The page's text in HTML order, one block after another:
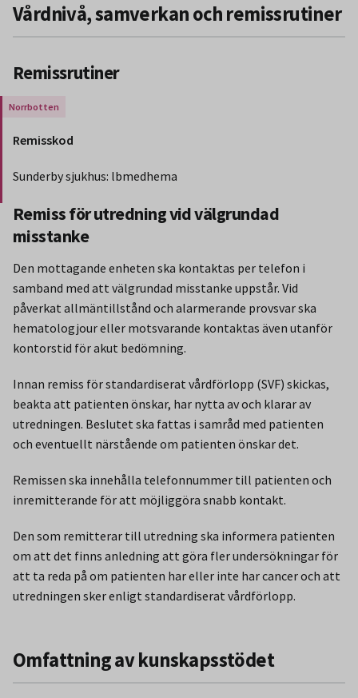
Vårdnivå, samverkan och remissrutiner
Remissrutiner
Gäller endast för Region Norrbotten.
Remisskod
Sunderby sjukhus: lbmedhema
Slut på stycket som endast gäller Region Norbotten.
Remiss för utredning vid välgrundad
misstanke
Den mottagande enheten ska kontaktas per telefon i
samband med att välgrundad misstanke uppstår. Vid
påverkat allmäntillstånd och alarmerande provsvar ska
hematologjour eller motsvarande kontaktas även utanför
kontorstid för akut bedömning.
Innan remiss för standardiserat vårdförlopp (SVF) skickas,
beakta att patienten önskar, har nytta av och klarar av
utredningen. Beslutet ska fattas i samråd med patienten
och eventuellt närstående om patienten önskar det.
Remissen ska innehålla telefonnummer till patienten och
inremitterande för att möjliggöra snabb kontakt.
Den som remitterar till utredning ska informera patienten
om att det finns anledning att göra fler undersökningar för
att ta reda på om patienten har eller inte har cancer och att
utredningen sker enligt standardiserat vårdförlopp.
Omfattning av kunskapsstödet